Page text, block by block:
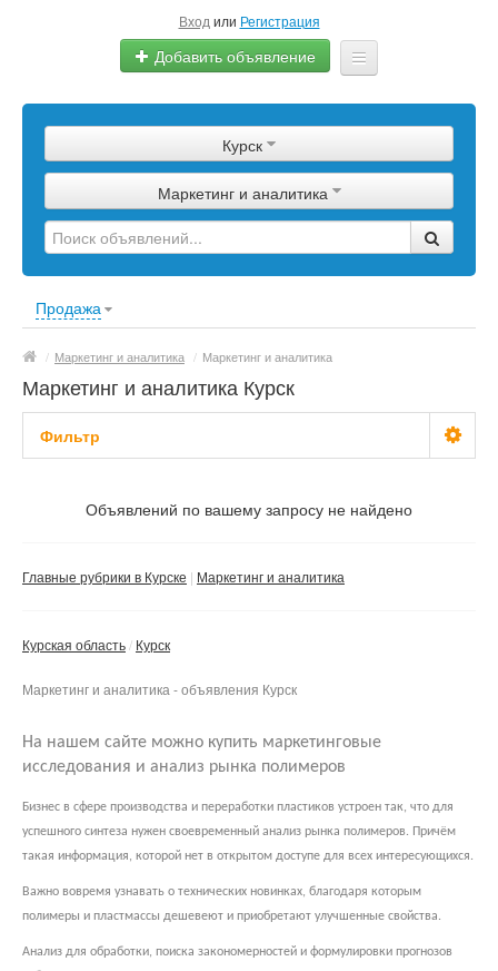
Вход или Регистрация
Добавить объявление
Сырье
Изделия
Оборудование
Курск
Маркетинг и аналитика
Продажа
/ Маркетинг и аналитика / Маркетинг и аналитика
Маркетинг и аналитика Курск
Фильтр
Частное лицо
Объявлений по вашему запросу не найдено
Главные рубрики в Курске Маркетинг и аналитика
Курская область Курск
Маркетинг и аналитика - объявления Курск
На нашем сайте можно купить маркетинговые
исследования и анализ рынка полимеров
Бизнес в сфере производства и переработки пластиков устроен так, что для
успешного синтеза нужен своевременный анализ рынка полимеров. Причём
такая информация, которой нет в открытом доступе для всех интересующихся.
Важно вовремя узнавать о технических новинках, благодаря которым
полимеры и пластмассы дешевеют и приобретают улучшенные свойства.
Анализ для обработки, поиска закономерностей и формулировки прогнозов